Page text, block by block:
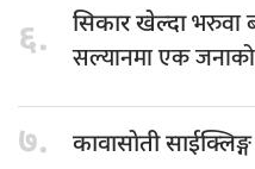
६. सिकार खेल्दाभरुवा
सल्यानमा एक
७. कावासाेती